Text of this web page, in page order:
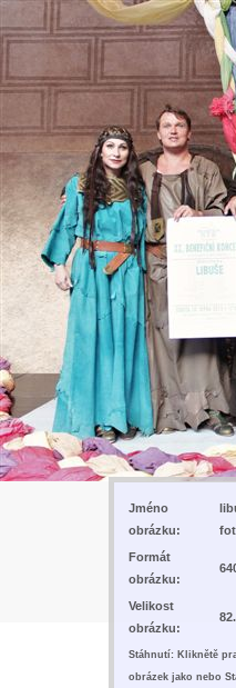
Jméno
obrázku:
Formát
obrázku:
Velikost
obrázku:
Stáhnutí: Kliknětě
obrázek jako nebo